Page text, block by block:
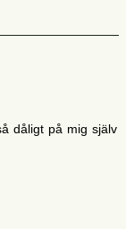
dåligt på mig själv